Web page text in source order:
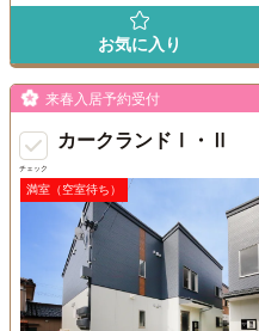
お気に入り
チェック
来春入居予約受付
カークランドⅠ・Ⅱ
満室（空室待ち）